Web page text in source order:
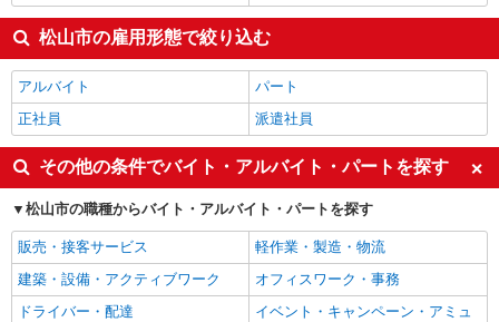
松山市の雇用形態で絞り込む
アルバイト
パート
正社員
派遣社員
その他の条件でバイト・アルバイト・パートを探す
松山市の職種からバイト・アルバイト・パートを探す
販売・接客サービス
軽作業・製造・物流
建築・設備・アクティブワーク
オフィスワーク・事務
ドライバー・配達
イベント・キャンペーン・アミュ